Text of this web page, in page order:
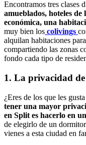
Encontramos tres clases
amueblados, hoteles de
económica, una
muy bien los colivings
alquilan habitaciones
compartiendo las zonas
fondo cada tipo de
1. La privacidad
¿Eres de los que les
tener una mayor
en Split es hacerlo en
de elegirlo de un
vienes a esta ciudad en